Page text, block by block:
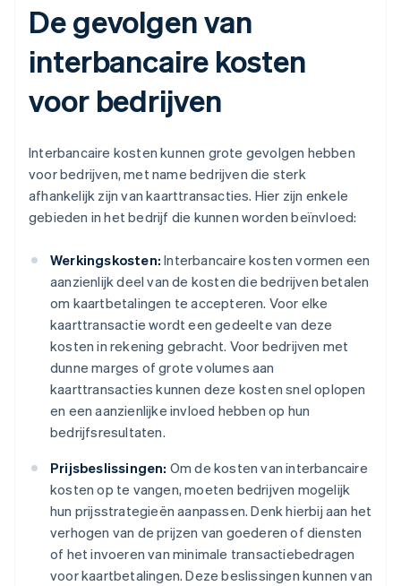
De gevolgen van
interbancaire kosten
voor bedrijven
Interbancaire kosten kunnen grote gevolgen hebben
voor bedrijven, met name bedrijven die sterk
afhankelijk zijn van kaarttransacties. Hier zijn enkele
gebieden in het bedrijf die kunnen worden beïnvloed:
Werkingskosten: Interbancaire kosten vormen een
aanzienlijk deel van de kosten die bedrijven betalen
om kaartbetalingen te accepteren. Voor elke
kaarttransactie wordt een gedeelte van deze
kosten in rekening gebracht. Voor bedrijven met
dunne marges of grote volumes aan
kaarttransacties kunnen deze kosten snel oplopen
en een aanzienlijke invloed hebben op hun
bedrijfsresultaten.
Prijsbeslissingen: Om de kosten van interbancaire
kosten op te vangen, moeten bedrijven mogelijk
hun prijsstrategieën aanpassen. Denk hierbij aan het
verhogen van de prijzen van goederen of diensten
of het invoeren van minimale transactiebedragen
voor kaartbetalingen. Deze beslissingen kunnen van